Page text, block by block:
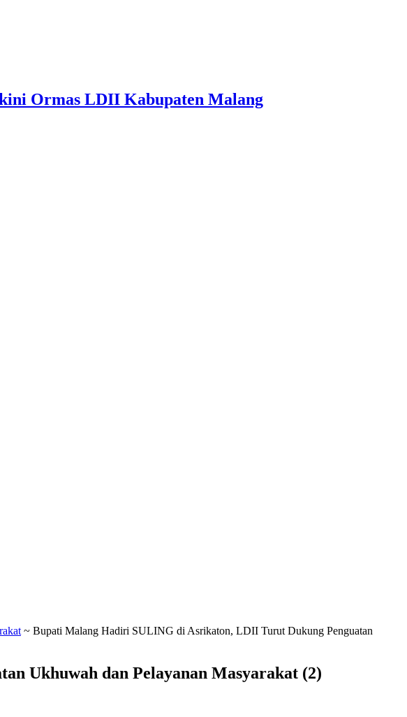
Ormas LDII Kabupaten Malang
~ Bupati Malang Hadiri SULING di Asrikaton, LDII Turut Dukung Penguatan
Ukhuwah dan Pelayanan Masyarakat (2)